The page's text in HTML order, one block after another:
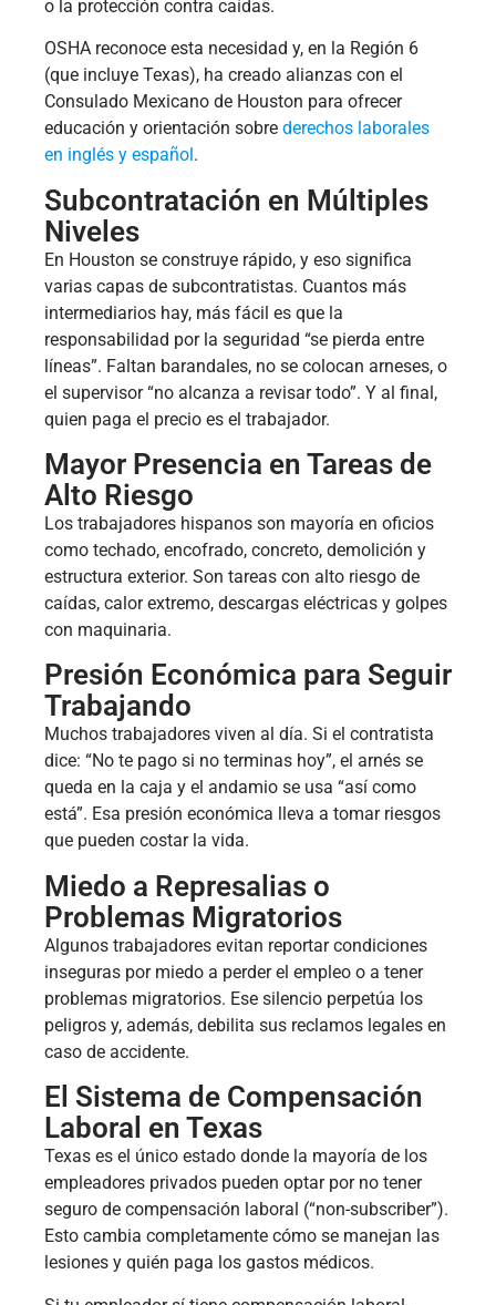
o la protección contra caídas.
OSHA reconoce esta necesidad y, en la Región 6
(que incluye Texas), ha creado alianzas con el
Consulado Mexicano de Houston para ofrecer
educación y orientación sobre derechos laborales
en inglés y español .
Subcontratación en Múltiples
Niveles
En Houston se construye rápido, y eso significa
varias capas de subcontratistas. Cuantos más
intermediarios hay, más fácil es que la
responsabilidad por la seguridad “se pierda entre
líneas”. Faltan barandales, no se colocan arneses, o
el supervisor “no alcanza a revisar todo”. Y al final,
quien paga el precio es el trabajador.
Mayor Presencia en Tareas de
Alto Riesgo
Los trabajadores hispanos son mayoría en oficios
como techado, encofrado, concreto, demolición y
estructura exterior. Son tareas con alto riesgo de
caídas, calor extremo, descargas eléctricas y golpes
con maquinaria.
Presión Económica para Seguir
Trabajando
Muchos trabajadores viven al día. Si el contratista
dice: “No te pago si no terminas hoy”, el arnés se
queda en la caja y el andamio se usa “así como
está”. Esa presión económica lleva a tomar riesgos
que pueden costar la vida.
Miedo a Represalias o
Problemas Migratorios
Algunos trabajadores evitan reportar condiciones
inseguras por miedo a perder el empleo o a tener
problemas migratorios. Ese silencio perpetúa los
peligros y, además, debilita sus reclamos legales en
caso de accidente.
El Sistema de Compensación
Laboral en Texas
Texas es el único estado donde la mayoría de los
empleadores privados pueden optar por no tener
seguro de compensación laboral (“non-subscriber”).
Esto cambia completamente cómo se manejan las
lesiones y quién paga los gastos médicos.